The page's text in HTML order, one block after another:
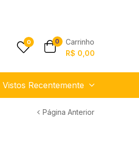
0 0
Carrinho
R$ 0,00
Vistos Recentemente
Página Anterior